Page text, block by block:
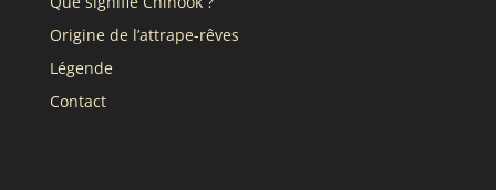
Origine de l’attrape-rêves
Légende
Contact